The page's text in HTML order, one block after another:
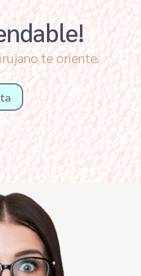
te oriente.